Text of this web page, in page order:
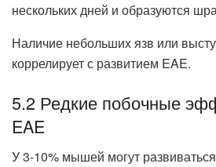
нескольких дней и образуются
Наличие небольших язв или
коррелирует с развитием EAE.
5.2 Редкие побочные
EAE
У 3-10% мышей могут